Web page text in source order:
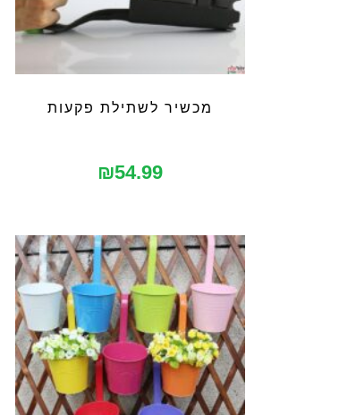
מכשיר לשתילת פקעות
₪54.99